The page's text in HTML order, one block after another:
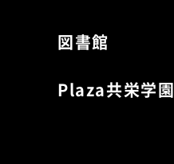
図書館
Plaza共栄学園